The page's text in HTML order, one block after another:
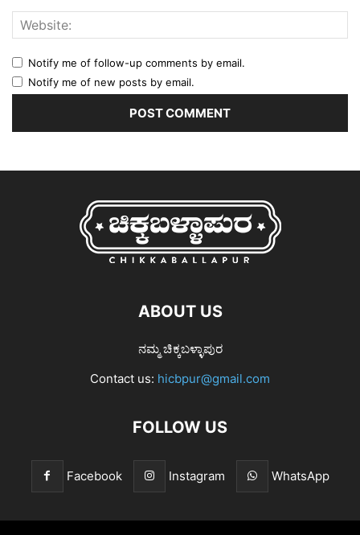
Notify me of follow-up comments by email.
Notify me of new posts by email.
ABOUT US
ನಮ್ಮ ಚಿಕ್ಕಬಳ್ಳಾಪುರ
Contact us: hicbpur@gmail.com
FOLLOW US
Facebook Instagram WhatsApp